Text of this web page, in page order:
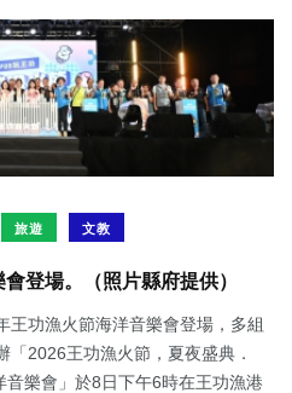
旅遊 文教
登場。（照片縣府提供）
王功漁火節海洋音樂會登場，多組
2026王功漁火節，夏夜盛典．
樂會」於8日下午6時在王功漁港